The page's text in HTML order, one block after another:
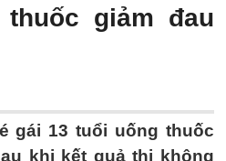
giảm đau
gái 13 tuổi uống thuốc
khi kết quả thi không